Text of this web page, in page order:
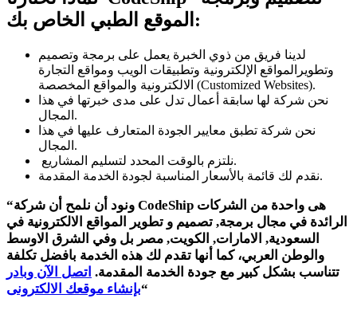
الموقع الطبي الخاص بك:
لدينا فريق من ذوي الخبرة يعمل على برمجة وتصميم
وتطويرالمواقع الإلكترونية وتطبيقات الويب ومواقع التجارة
الالكترونية والمواقع المخصصة (Customized Websites).
نحن شركة لها سابقة أعمال تدل على مدى خبرتها في هذا
المجال.
نحن شركة تطبق معايير الجودة المتعارف عليها في هذا
المجال.
نلتزم بالوقت المحدد لتسليم المشاريع.
نقدم لك قائمة بالأسعار المناسبة لجودة الخدمة المقدمة.
“ CodeShip هى واحدة من الشركات
الرائدة في مجال برمجة, تصميم و تطوير المواقع الالكترونية في
السعودية, الامارات, الكويت, مصر بل وفي الشرق الاوسط
والوطن العربي، كما أنها تقدم لك هذه الخدمة بافضل تكلفة
تتناسب بشكل كبير مع جودة الخدمة المقدمة. اتصل الآن وبادر
بإنشاء موقعك الالكترونى“